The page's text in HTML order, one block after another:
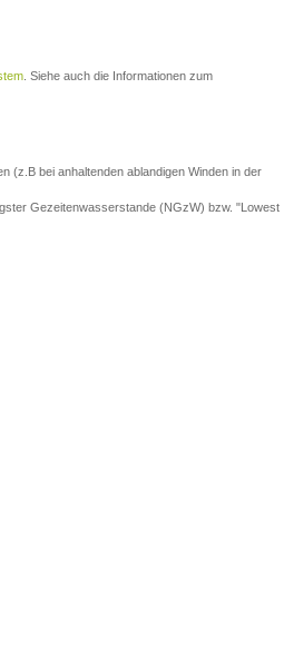
. Siehe auch die Informationen zum
(z.B bei anhaltenden ablandigen Winden in der
Gezeitenwasserstande (NGzW) bzw. "Lowest